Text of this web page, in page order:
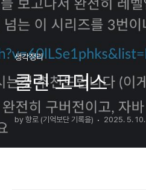
생각정리
클린 코더스
by 향로 (기억보단 기록을) 2025. 5. 10.